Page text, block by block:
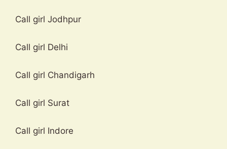
Call girl Jodhpur
Call girl Delhi
Call girl Chandigarh
Call girl Surat
Call girl Indore